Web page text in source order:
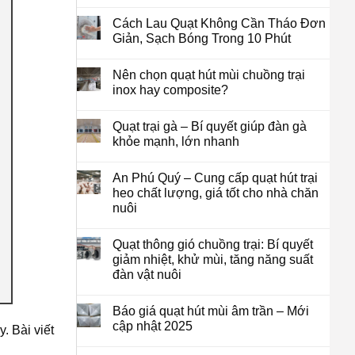
Bài viết
Cách Lau Quạt Không Cần Tháo Đơn
Giản, Sạch Bóng Trong 10 Phút
Nên chọn quạt hút mùi chuồng trại
inox hay composite?
Quạt trại gà – Bí quyết giúp đàn gà
khỏe mạnh, lớn nhanh
An Phú Quý – Cung cấp quạt hút trại
heo chất lượng, giá tốt cho nhà chăn
nuôi
Quạt thông gió chuồng trại: Bí quyết
giảm nhiệt, khử mùi, tăng năng suất
đàn vật nuôi
Báo giá quạt hút mùi âm trần – Mới
cập nhật 2025